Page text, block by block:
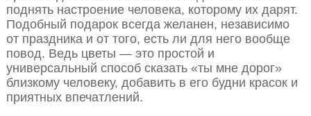
поднять настроение человека, которому их дарят.
Подобный подарок всегда желанен, независимо
от праздника и от того, есть ли для него вообще
повод. Ведь цветы — это простой и
универсальный способ сказать «ты мне дорог»
близкому человеку, добавить в его будни красок и
приятных впечатлений.